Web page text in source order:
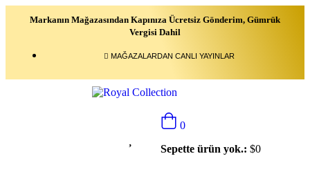
Markanın Mağazasından Kapınıza Ücretsiz Gönderim, Gümrük
Vergisi Dahil
MAĞAZALARDAN CANLI YAYINLAR
0
Sepette ürün yok.: $0